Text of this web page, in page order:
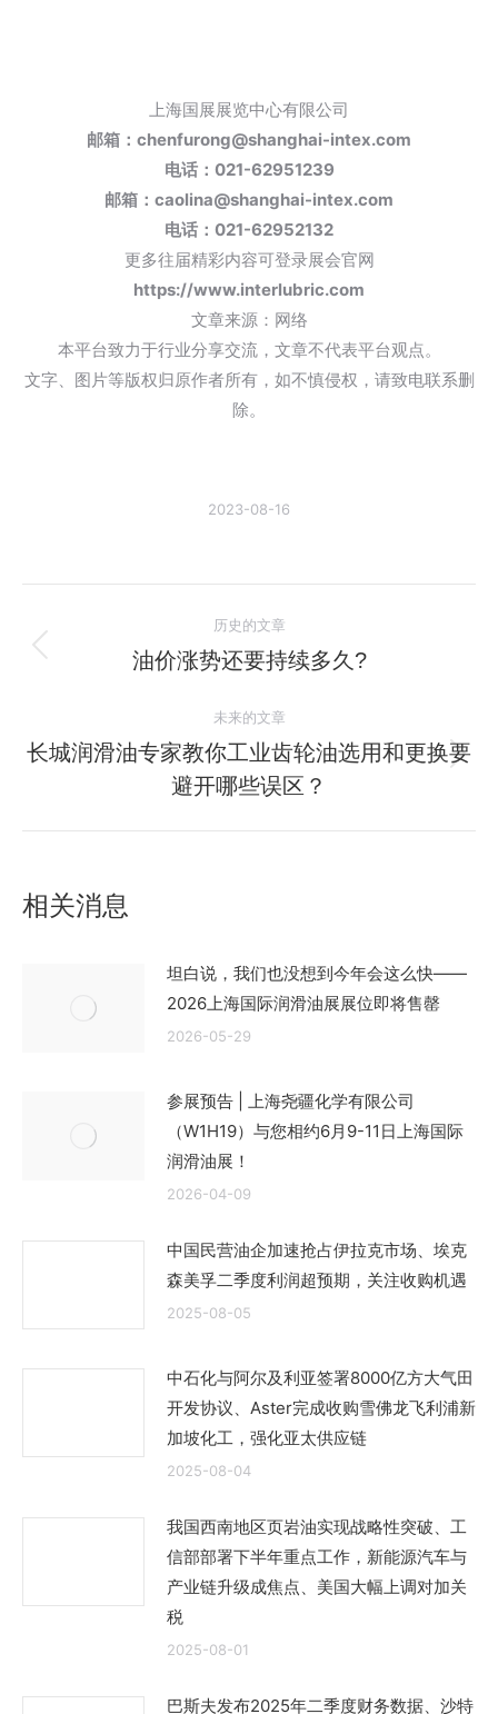
上海国展展览中心有限公司
邮箱：chenfurong@shanghai-intex.com
电话： 021-62951239
邮箱：caolina@shanghai-intex.com
电话 ： 021-62952132
更多往届精彩内容可登录展会官网
https://www.interlubric.com
文章来源：网络
本平台致力于行业分享交流，文章不代表平台观点。
文字、图片等版权归原作者所有，如不慎侵权，请致电联系删
除。
2023-08-16
章
航
历史的文章
历
的
文
章：
油价涨势还要持续多久?
未来的文章
未
来
的
长城润滑油专家教你工业齿轮油选用和更换要
避开哪些误区？
相关消息
坦白说，我们也没想到今年会这么快——
2026上海国际润滑油展展位即将售罄
2026-05-29
参展预告 | 上海尧疆化学有限公司
（W1H19）与您相约6月9-11日上海国际
润滑油展！
2026-04-09
中国民营油企加速抢占伊拉克市场、埃克
森美孚二季度利润超预期，关注收购机遇
2025-08-05
中石化与阿尔及利亚签署8000亿方大气田
开发协议、Aster完成收购雪佛龙飞利浦新
加坡化工，强化亚太供应链
2025-08-04
我国西南地区页岩油实现战略性突破、工
信部部署下半年重点工作，新能源汽车与
产业链升级成焦点、美国大幅上调对加关
税
2025-08-01
巴斯夫发布2025年二季度财务数据、沙特